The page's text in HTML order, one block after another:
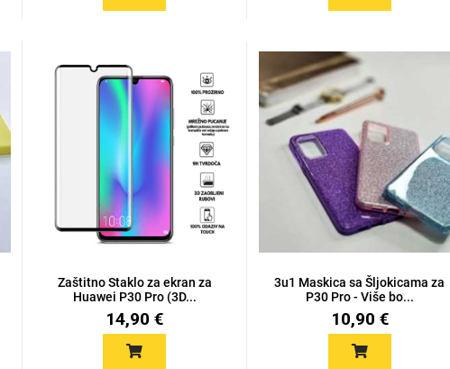
Zaštitno Staklo za ekran za
Huawei P30 Pro (3D...
14,90 €
3u1 Maskica sa Šljokicama za
P30 Pro - Više bo...
10,90 €